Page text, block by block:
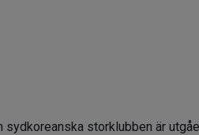
sydkoreanska storklubben är